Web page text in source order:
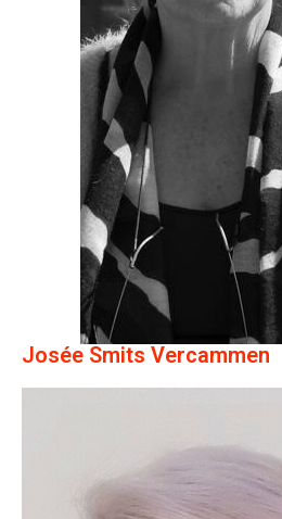
Josée Smits Vercammen